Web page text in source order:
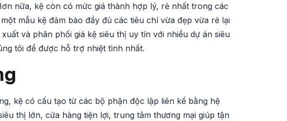
nữa, kệ còn có mức giá thành hợp lý, rẻ nhất trong các
mẫu kệ đảm bảo đầy đủ các tiêu chí vừa đẹp vừa rẻ lại
và phân phối giá kệ siêu thị uy tín với nhiều dự án siêu
tôi để được hỗ trợ nhiệt tình nhất.
kệ có cấu tạo từ các bộ phận độc lập liên kế bằng hệ
thị lớn, cửa hàng tiện lợi, trung tâm thương mại giúp tận